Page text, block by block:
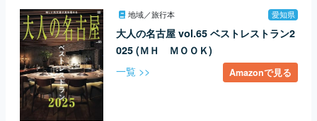
地域／旅行本 愛知県
大人の名古屋 vol.65 ベストレストラン2
025 (ＭＨ ＭＯＯＫ)
一覧 >> Amazonで見る